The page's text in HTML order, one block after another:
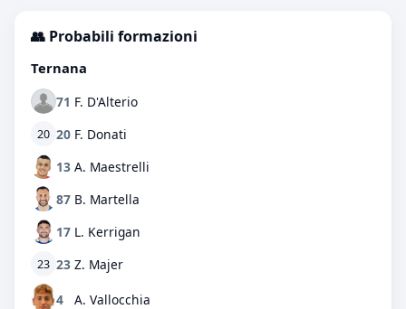
👥 Probabili formazioni
Ternana
71 F. D'Alterio
20 20 F. Donati
13 A. Maestrelli
87 B. Martella
17 L. Kerrigan
23 23 Z. Majer
4 A. Vallocchia